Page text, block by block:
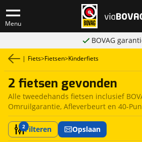
Menu
BOVAG
| Fiets>Fietsen>Kinderfiets
2 fietsen gevonden
Alle tweedehands fietsen inclusief
Omruilgarantie, Afleverbeurt en 40-
2Filteren Opslaan